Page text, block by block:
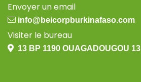
Envoyer un email
info@beicorpburkinafaso.com
Visiter le bureau
13 BP 1190 OUAGADOUGOU 13